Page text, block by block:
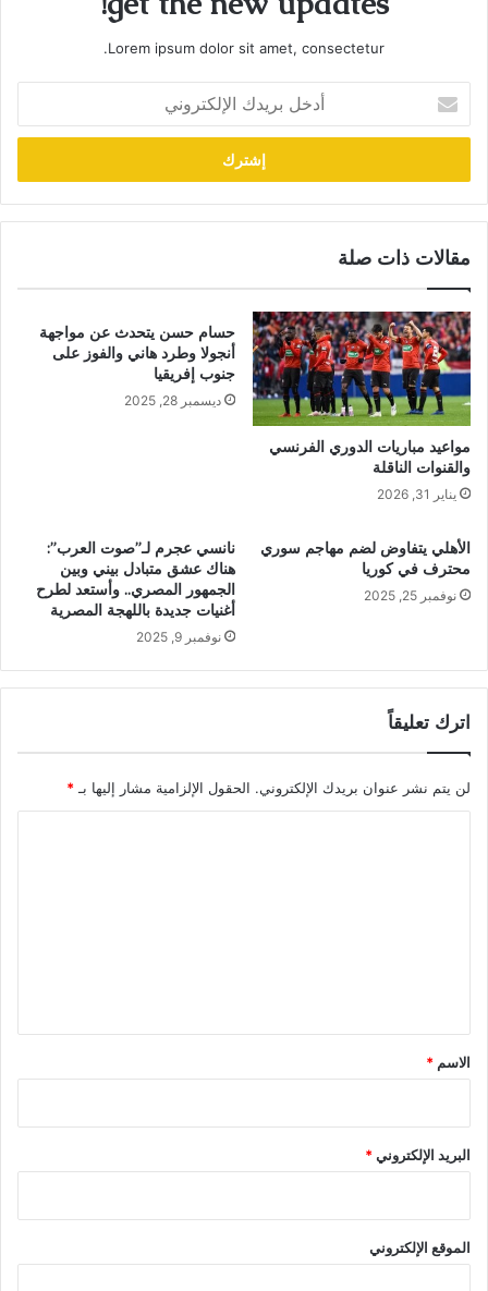
Lorem ipsum dolor sit amet, consectetur.
بريدك
الإلكتروني
مقالات ذات صلة
مواعيد مباريات الدوري الفرنسي
والقنوات الناقلة
يناير 31, 2026
حسام حسن يتحدث عن مواجهة
أنجولا وطرد هاني والفوز على
جنوب إفريقيا
ديسمبر 28, 2025
الأهلي يتفاوض لضم مهاجم سوري
محترف في كوريا
نوفمبر 25, 2025
نانسي عجرم لـ”صوت العرب”:
هناك عشق متبادل بيني وبين
الجمهور المصري.. وأستعد لطرح
أغنيات جديدة باللهجة المصرية
نوفمبر 9, 2025
اترك تعليقاً
لن يتم نشر عنوان بريدك الإلكتروني. الحقول الإلزامية مشار إليها بـ*
*
الاسم *
البريد الإلكتروني*
الموقع الإلكتروني